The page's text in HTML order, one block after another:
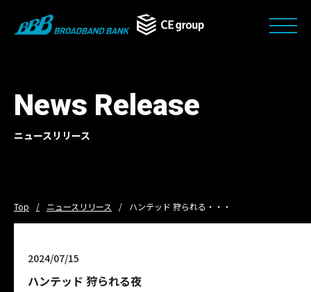
News Release
ニュースリリース
Top ニュースリリース ハンテッド 狩られる・・・
2024/07/15
ハンテッド 狩られる夜